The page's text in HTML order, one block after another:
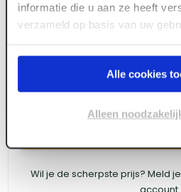
informatie die u aan ze heeft
verzameld op basis van uw
Alle cookies
Alleen
3000 mm 210
4800 mm 130+
Wil je de scherpste prijs? Meld